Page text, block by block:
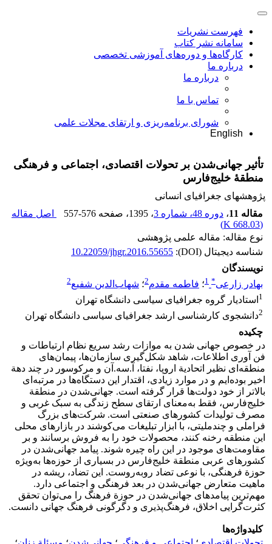
فهرست نشریات
سامانه نشر کتاب
کارگاه‌ها و دوره‌های آموزشی تخصصی
درباره ما
درباره ما
تماس با ما
شورای برنامه‌ریزی و ارتقای مجلات علمی
English
تأثیر جهانی‌شدن بر تحولات اقتصادی، اجتماعی و فرهنگی
منطقۀ خلیج‌فارس
پژوهشهای جغرافیای انسانی
مقاله 11
، دوره 48، شماره 3 ، 1395 ، صفحه 557-576
اصل مقاله
(
668.03 K
)
نوع مقاله: مقاله علمی پژوهشی
شناسه دیجیتال (DOI):
10.22059/jhgr.2016.55655
نویسندگان
بهادر زارعی*
1؛ فاطمه مقدم2؛ شهاب‌‌الدین شفیع2
1 استادیار گروه جغرافیای سیاسی دانشگاه تهران
2دانشجوی کارشناسی ارشد جغرافیای سیاسی دانشگاه تهران
چکیده
در خصوص جهانی شدن به موازات رشد سریع نظام ارتباطات و
فن آوری اطلاعات، شاهد شکل‌گیری سازمان‌ها، پیمان‌های
منطقه‌ای نظیر اتحادیة اروپا، نفتا، آ.سه.آن و مرکوسور در چند دهة
اخیر بوده‌ایم و در موارد زیادی، اقتدار این دستگاه‌ها در مرتبه‌ای
بالاتر از خود دولت‌ها قرار گرفته است. جهانی‌شدن در منطقة
خلیج‌فارس، فقط به‌‌معنای ارتقای سطح زندگی به سبک غربی و
مصرف تولیدات کشورهای صنعتی است. شرکت‌های بزرگ
فراملی و چندملیتی، با ابزار تبلیغات می‌کوشند در بازارهای محلی
این منطقه رخنه کنند، محصولات خود را به فروش برسانند و بر
مقاومت‌های موجود در این راه چیره شوند. پیامد جهانی‌شدن در
کشورهای عربی منطقة خلیج‌فارس در بسیاری از حوزه‌ها به‌‌ویژه
حوزة فرهنگی، با نوعی تضاد روبه‌‌روست. این تضاد، ریشه در
ماهیت متعارض جهانی‌شدن در بعد فرهنگی و اجتماعی دارد.
مهم‌ترین پیامدهای جهانی‌شدن در حوزة فرهنگ را می‌توان تحقق
کثرت‌گرایی اخلاق، فرهنگ‌‌پذیری و دگرگونی فرهنگ جهانی دانست.
کلیدواژه‌ها